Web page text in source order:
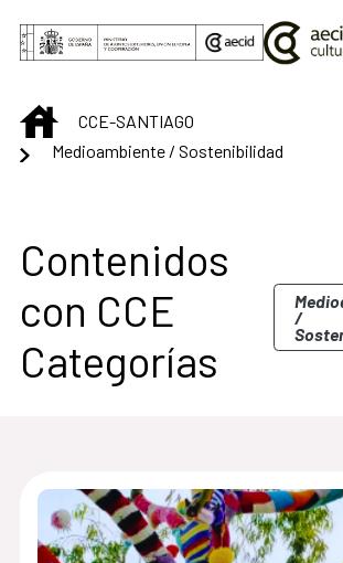
Saltar al contenido principal
INICIOCCE-SANTIAGO
Medioambiente / Sostenibilidad
Centro
Contenidos
con CCE
Categorías
/